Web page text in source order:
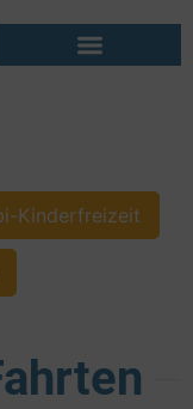
Kinderfreizeit